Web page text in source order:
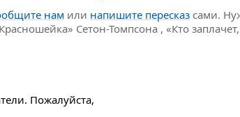
нам или напишите пересказ сами.
Сетон-Томпсона , «Кто
Пожалуйста,